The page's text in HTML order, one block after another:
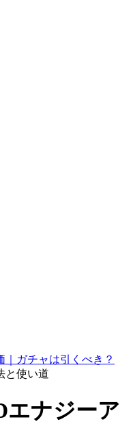
ガチャは引くべき？
と使い道
エナジーア